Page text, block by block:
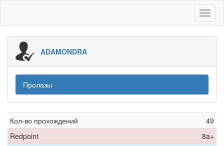
ADAMONDRA
Пролазы
Кол-во прохождений
49
Redpoint
8a+